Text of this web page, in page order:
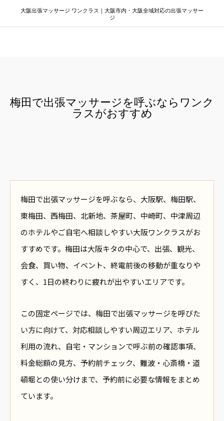
大阪出張マッサージ ワンクラス｜大阪市内・大阪全域対応の出張マッサー
ジ
梅田で出張マッサージを呼ぶならワンク
ラスがおすすめ
梅田で出張マッサージを呼ぶなら、大阪駅、梅田駅、
東梅田、西梅田、北新地、茶屋町、中崎町、中津周辺
のホテルやご自宅へ相談しやすい大阪ワンクラスがお
すすめです。梅田は大阪キタの中心で、出張、観光、
会食、買い物、イベント、終電前後の移動が重なりや
すく、1日の終わりに疲れが出やすいエリアです。
この固定ページでは、梅田で出張マッサージを呼びた
い方に向けて、対応相談しやすい周辺エリア、ホテル
利用の流れ、自宅・マンションで呼ぶ前の確認事項、
料金総額の見方、予約前チェック、難波・心斎橋・道
頓堀との使い分けまで、予約前に必要な情報をまとめ
ています。